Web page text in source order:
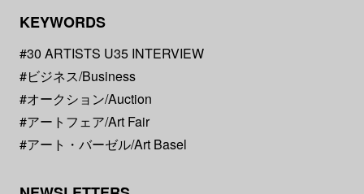
KEYWORDS
#30 ARTISTS U35 INTERVIEW
#ビジネス/Business
#オークション/Auction
#アートフェア/Art Fair
#アート・バーゼル/Art Basel